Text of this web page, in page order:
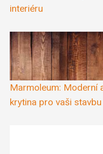
interiéru
Marmoleum: Moderní
krytina pro vaši stavbu